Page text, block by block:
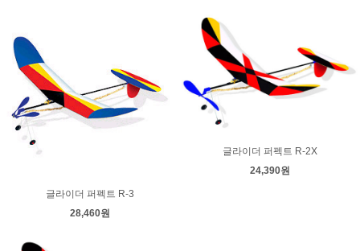
글라이더 퍼펙트 R-3
28,460원
글라이더 퍼펙트 R-2X
24,390원